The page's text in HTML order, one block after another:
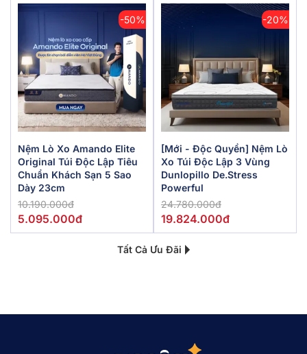
-50%
Nệm Lò Xo Amando Elite
Original Túi Độc Lập Tiêu
Chuẩn Khách Sạn 5 Sao
Dày 23cm
10.190.000đ
5.095.000đ
-20%
[Mới - Độc Quyền] Nệm Lò
Xo Túi Độc Lập 3 Vùng
Dunlopillo De.Stress
Powerful
24.780.000đ
19.824.000đ
Tất Cả Ưu Đãi